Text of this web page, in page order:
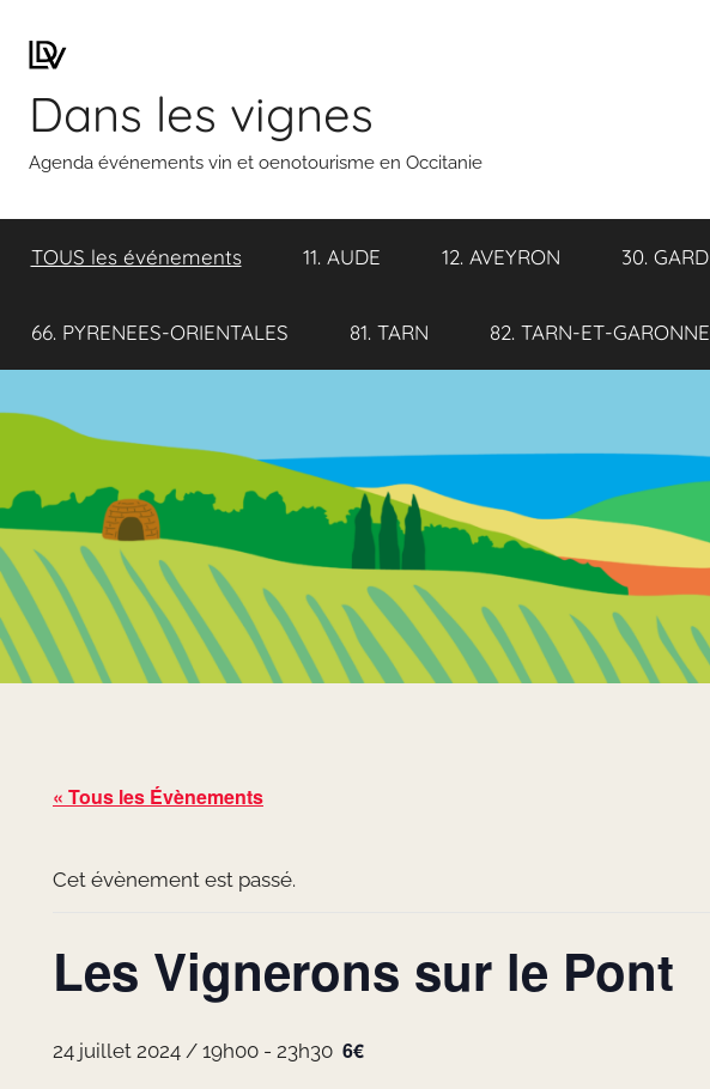
Dans les vignes
Agenda événements vin et oenotourisme en Occitanie
TOUS les événements 11. AUDE 12. AVEYRON 30. GARD
66. PYRENEES-ORIENTALES 81. TARN 82. TARN-ET-GARONNE
« Tous les Évènements
Cet évènement est passé.
Les Vignerons sur le Pont
24 juillet 2024 / 19h00 - 23h30 6€